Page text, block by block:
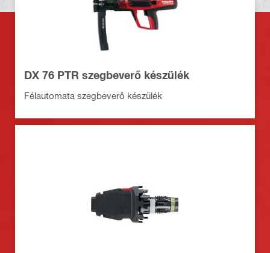
DX 76 PTR szegbeverő készülék
Félautomata szegbeverő készülék